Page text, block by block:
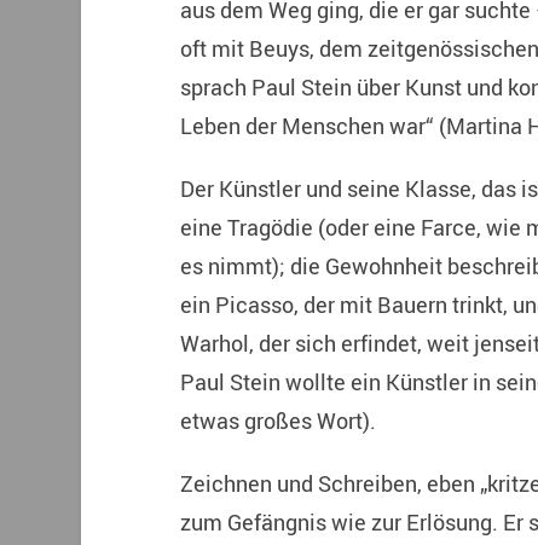
aus dem Weg ging, die er gar
oft mit Beuys, dem
sprach Paul Stein über Kunst und
Leben der Menschen war“ (Martina
Der Künstler und seine Klasse, das
eine Tragödie (oder eine Farce, wie
es nimmt); die Gewohnheit
ein Picasso, der mit Bauern trinkt,
Warhol, der sich erfindet, weit
Paul Stein wollte ein Künstler in
etwas großes Wort).
Zeichnen und Schreiben, eben
zum Gefängnis wie zur Erlösung.